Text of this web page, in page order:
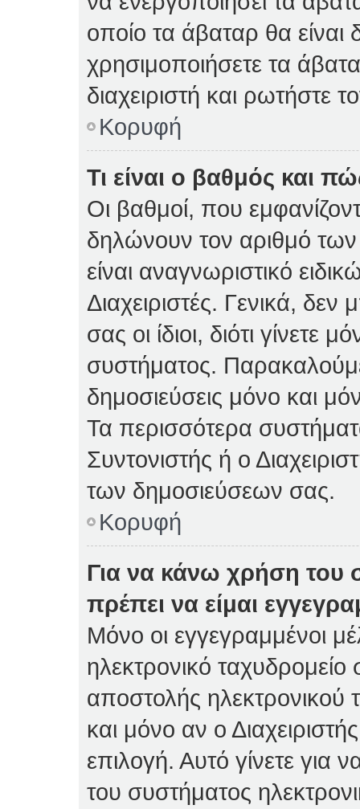
οποίο τα άβαταρ θα είναι
χρησιμοποιήσετε τα
διαχειριστή και ρωτήστε
Κορυφή
Τι είναι ο βαθμός και
Οι βαθμοί, που
δηλώνουν τον αριθμό
είναι αναγνωριστικό
Διαχειριστές. Γενικά,
σας οι ίδιοι, διότι γίνετε
συστήματος.
δημοσιεύσεις μόνο και
Τα περισσότερα
Συντονιστής ή ο
των δημοσιεύσεων σας.
Κορυφή
Για να κάνω χρήση του
πρέπει να είμαι
Μόνο οι εγγεγραμμένοι
ηλεκτρονικό
αποστολής ηλεκτρονικού
και μόνο αν ο
επιλογή. Αυτό γίνετε
του συστήματος